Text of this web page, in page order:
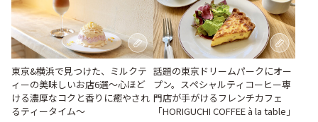
東京&横浜で見つけた、ミルクテ
ィーの美味しいお店6選～心ほど
ける濃厚なコクと香りに癒やされ
るティータイム～
話題の東京ドリームパークにオー
プン。スペシャルティコーヒー専
門店が手がけるフレンチカフェ
「HORIGUCHI COFFEE à la table」